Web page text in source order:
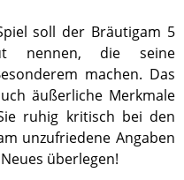
soll der Bräutigam 5
nennen, die seine
machen. Das
äußerliche Merkmale
ruhig kritisch bei den
unzufriedene Angaben
überlegen!